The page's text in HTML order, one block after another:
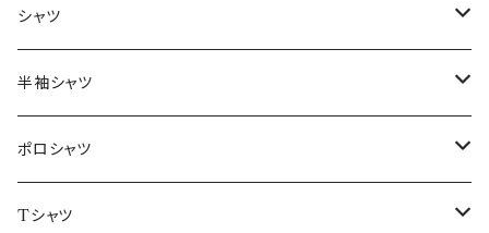
～44/S
46/M
48/L
50/XL～
シャツ
～44/S
46/M
48/L
半袖シャツ
～44/S
46/M
ポロシャツ
～44/S
Tシャツ